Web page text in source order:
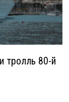
тролль 80-й